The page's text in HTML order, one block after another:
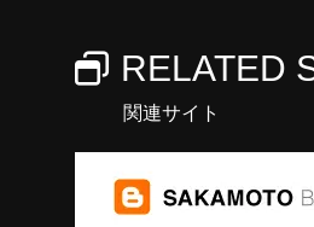
RELATED
関連サイト